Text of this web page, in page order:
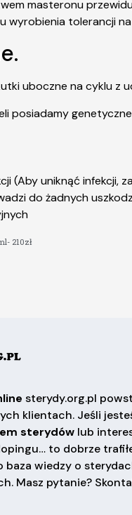
masteronu
wyrobienia tolerancji
uboczne na cyklu z
posiadamy
(Aby uniknąć infekcji,
do żadnych
210zł
sterydy.org.pl
klientach. Jeśli
sterydów lub
to dobrze
baza wiedzy o
Masz pytanie?